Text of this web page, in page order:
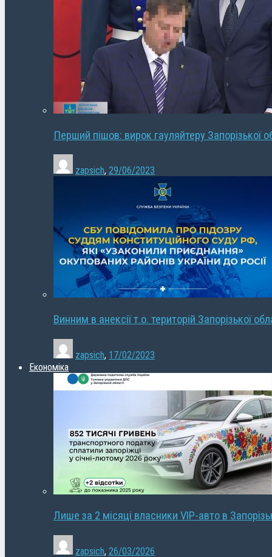
Перший пішов: вирок гауляйтеру Запорізької
zapsich, 29/06/2023
Винним в анексії т.о. територій Запорізької
zapsich, 17/02/2023
Економіка
Лише за 2 місяці власники VIP-авто в
zapsich, 26/03/2026